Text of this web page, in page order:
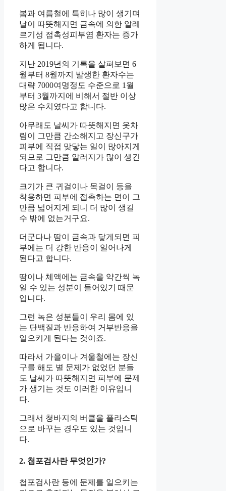
봄과 여름철에 특히나 많이 생기며
날이 따뜻해지면 금속에 의한 알레
르기성 접촉성피부염 환자는 증가
하게 됩니다.
지난 2019년의 기록을 살펴보면 6
월부터 8월까지 발생한 환자수는
대략 7000여명정도 수준으로 1월
부터 3월까지에 비해서 절반 이상
많은 수치였다고 합니다.
아무래도 날씨가 따뜻해지면 옷차
림이 그만큼 간소해지고 장신구가
피부에 직접 맞닿는 일이 많아지게
되므로 그만큼 알러지가 많이 생긴
다고 합니다.
크기가 큰 귀걸이나 목걸이 등을
착용하면 피부에 접촉하는 면이 그
만큼 넓어지게 되니 더 많이 생길
수 밖에 없는거구요.
더군다나 땀이 금속과 닿게되면 피
부에는 더 강한 반응이 일어나게
된다고 합니다.
땀이나 체액에는 금속을 약간씩 녹
일 수 있는 성분이 들어있기 때문
입니다.
그런 녹은 성분들이 우리 몸에 있
는 단백질과 반응하여 거부반응을
일으키게 된다는 것이죠.
따라서 가을이나 겨울철에는 장신
구를 해도 별 문제가 없었던 분들
도 날씨가 따뜻해지면 피부에 문제
가 생기는 것도 이러한 이유입니
다.
그래서 청바지의 버클을 플라스틱
으로 바꾸는 경우도 있는 것입니
다.
2. 첩포검사란 무엇인가?
첩포검사란 등에 문제를 일으키는